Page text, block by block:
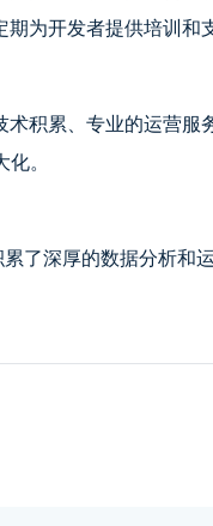
为开发者提供培训
积累、专业的运营
。
了深厚的数据分析